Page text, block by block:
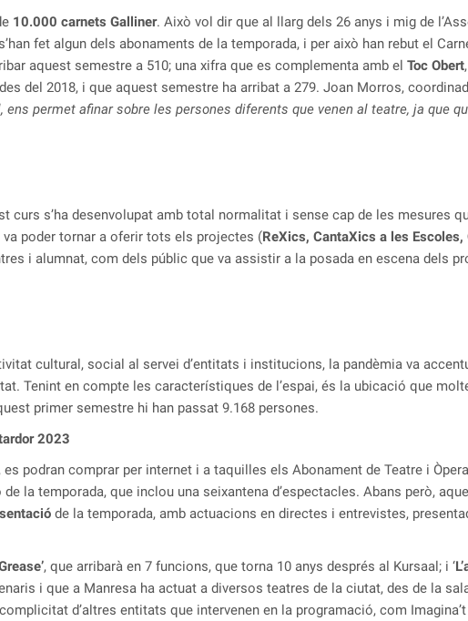
10.000 carnets Galliner. Això vol dir que al llarg dels 26 anys i mig de
fet algun dels abonaments de la temporada, i per això han rebut el
aquest semestre a 510; una xifra que es complementa amb el Toc Obert
del 2018, i que aquest semestre ha arribat a 279. Joan Morros,
ens permet afinar sobre les persones diferents que venen al teatre, ja que
curs s’ha desenvolupat amb total normalitat i sense cap de les mesures
va poder tornar a oferir tots els projectes (ReXics, CantaXics a les Escoles,
i alumnat, com dels públic que va assistir a la posada en escena dels
cultural, social al servei d’entitats i institucions, la pandèmia va
Tenint en compte les característiques de l’espai, és la ubicació que
primer semestre hi han passat 9.168 persones.
2023
, es podran comprar per internet i a taquilles els Abonament de Teatre i
la temporada, que inclou una seixantena d’espectacles. Abans però,
de la temporada, amb actuacions en directes i entrevistes,
, que arribarà en 7 funcions, que torna 10 anys després al Kursaal; i ‘
i que a Manresa ha actuat a diversos teatres de la ciutat, des de la
d’altres entitats que intervenen en la programació, com Imagina’t